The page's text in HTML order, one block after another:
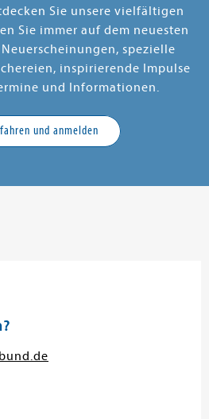
Sie unsere vielfältigen
Sie immer auf dem neuesten
spezielle
inspirierende Impulse
und Informationen.
und anmelden